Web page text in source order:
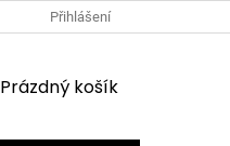
OBCHODNÍ PODMÍNKY
Přihlášení
NÁKUPNÍ
Prázdný košík